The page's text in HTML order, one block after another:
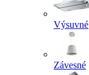
Výsuvné
Závesné